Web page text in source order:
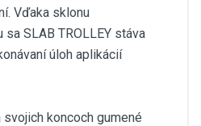
Vďaka sklonu
SLAB TROLLEY stáva
úloh aplikácií
svojich koncoch gumené